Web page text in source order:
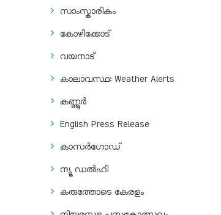
സാംസ്കാരികം
കോഴിക്കോട്
വയനാട്
കാലാവസ്ഥ: Weather Alerts
കണ്ണൂർ
English Press Release
കാസർഗോഡ്
ന്യൂ ഡൽഹി
കരുത്തോടെ കേരളം